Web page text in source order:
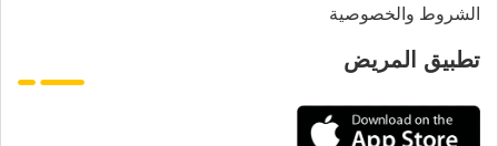
الشروط والخصوصية
تطبيق المريض